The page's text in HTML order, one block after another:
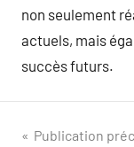
non seulement
actuels, mais
succès futurs.
Publication